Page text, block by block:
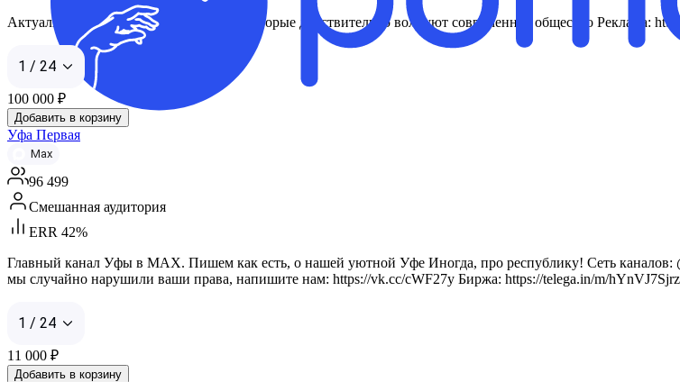
Актуальные новости и главные темы, которые действительно волнуют современное общество Реклама:
1 / 24
100 000 ₽
Добавить в корзину
Уфа Первая
Max
96 499
Смешанная аудитория
ERR 42%
Главный канал Уфы в MAX. Пишем как есть, о нашей уютной Уфе Иногда, про республику! Сеть каналов:
мы случайно нарушили ваши права, напишите нам: https://vk.cc/cWF27y Биржа: https://telega.in/m/
1 / 24
11 000 ₽
Добавить в корзину